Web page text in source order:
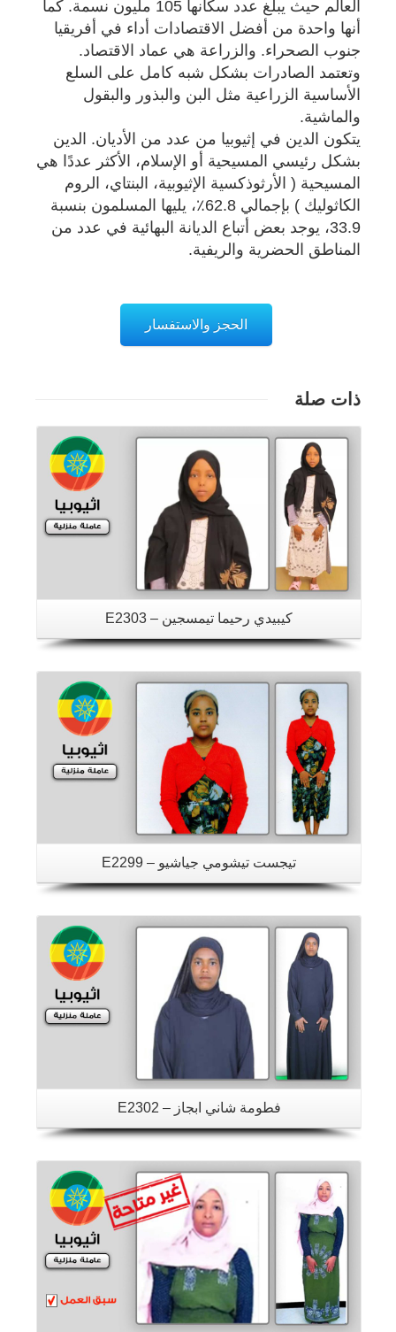
العالم حيث يبلغ عدد سكانها 105 مليون نسمة. كما
أنها واحدة من أفضل الاقتصادات أداء في أفريقيا
جنوب الصحراء. والزراعة هي عماد الاقتصاد.
وتعتمد الصادرات بشكل شبه كامل على السلع
الأساسية الزراعية مثل البن والبذور والبقول
والماشية.
يتكون الدين في إثيوبيا من عدد من الأديان. الدين
بشكل رئيسي المسيحية أو الإسلام، الأكثر عددًا هي
المسيحية ( الأرثوذكسية الإثيوبية، البنتاي، الروم
الكاثوليك ) بإجمالي 62.8٪، يليها المسلمون بنسبة
33.9، يوجد بعض أتباع الديانة البهائية في عدد من
المناطق الحضرية والريفية.
الحجز والاستفسار
ذات صلة
كيبيدي رحيما تيمسجين – E2303
تيجست تيشومي جياشيو – E2299
فطومة شاني ابجاز – E2302